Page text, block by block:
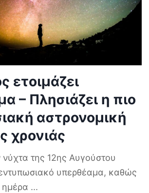
ετοιμάζει
– Πλησιάζει η πιο
αστρονομική
χρονιάς
της 12ης Αυγούστου
εντυπωσιακό υπερθέαμα, καθώς
ημέρα ...